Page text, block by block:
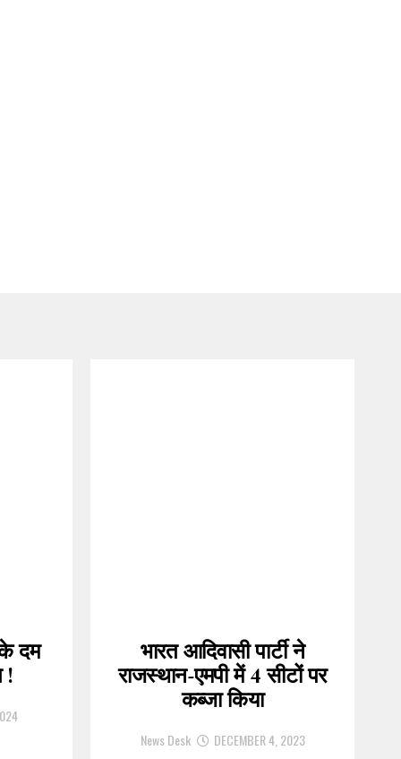
दम
!
भारत आदिवासी पार्टी ने
राजस्थान-एमपी में 4 सीटों पर
कब्जा किया
News Desk DECEMBER 4, 2023